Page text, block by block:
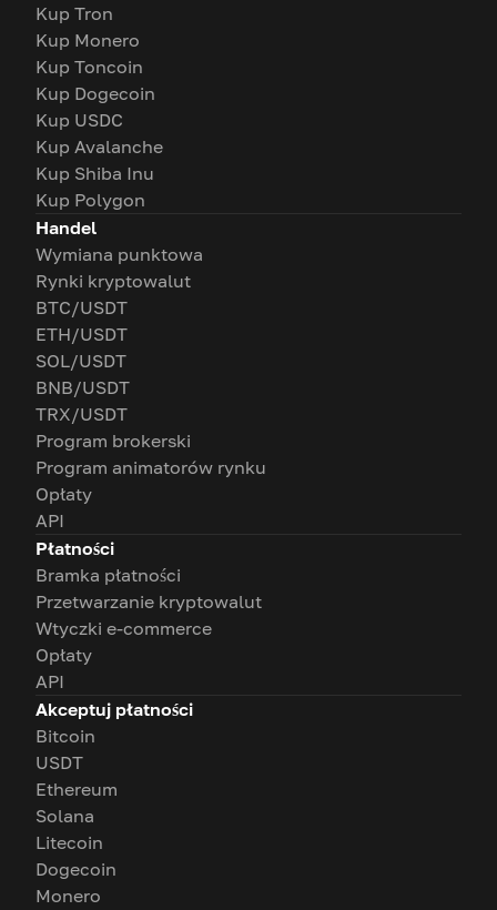
Kup Tron
Kup Monero
Kup Toncoin
Kup Dogecoin
Kup USDC
Kup Avalanche
Kup Shiba Inu
Kup Polygon
Handel
Wymiana punktowa
Rynki kryptowalut
BTC/USDT
ETH/USDT
SOL/USDT
BNB/USDT
TRX/USDT
Program brokerski
Program animatorów rynku
Opłaty
API
Płatności
Bramka płatności
Przetwarzanie kryptowalut
Wtyczki e-commerce
Opłaty
API
Akceptuj płatności
Bitcoin
USDT
Ethereum
Solana
Litecoin
Dogecoin
Monero